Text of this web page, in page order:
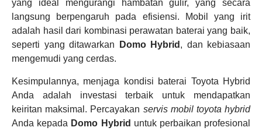
yang ideal mengurangi hambatan gulir, yang secara
langsung berpengaruh pada efisiensi. Mobil yang irit
adalah hasil dari kombinasi perawatan baterai yang baik,
seperti yang ditawarkan
Domo Hybrid , dan kebiasaan
mengemudi yang cerdas.
Kesimpulannya, menjaga kondisi baterai Toyota Hybrid
Anda adalah investasi terbaik untuk mendapatkan
keiritan maksimal. Percayakan servis mobil toyota hybrid
Anda kepada Domo Hybrid untuk perbaikan profesional